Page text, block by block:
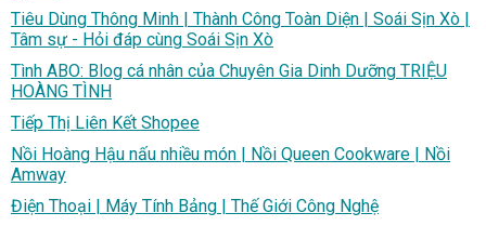
Tiêu Dùng Thông Minh | Thành Công Toàn Diện | Soái Sịn Xò |
Tâm sự - Hỏi đáp cùng Soái Sịn Xò
Tình ABO: Blog cá nhân của Chuyên Gia Dinh Dưỡng TRIỆU
HOÀNG TÌNH
Tiếp Thị Liên Kết Shopee
Nồi Hoàng Hậu nấu nhiều món | Nồi Queen Cookware | Nồi
Amway
Điện Thoại | Máy Tính Bảng | Thế Giới Công Nghệ